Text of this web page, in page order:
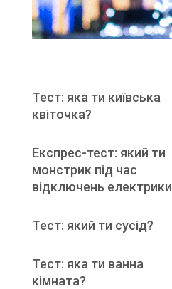
Тест: яка ти київська
квіточка?
Експрес-тест: який ти
монстрик під час
відключень електрики
Тест: який ти сусід?
Тест: яка ти ванна
кімната?